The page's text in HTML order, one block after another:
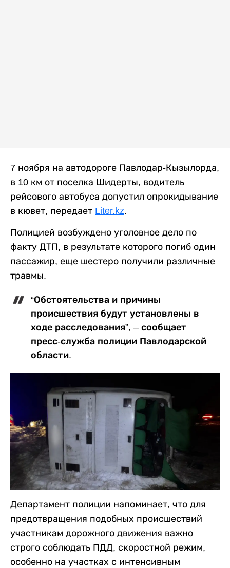
7 ноября на автодороге Павлодар-Кызылорда,
в 10 км от поселка Шидерты, водитель
рейсового автобуса допустил опрокидывание
в кювет, передает Liter.kz.
Полицией возбуждено уголовное дело по
факту ДТП, в результате которого погиб один
пассажир, еще шестеро получили различные
травмы.
“Обстоятельства и причины
происшествия будут установлены в
ходе расследования”, – сообщает
пресс-служба полиции Павлодарской
области.
Департамент полиции напоминает, что для
предотвращения подобных происшествий
участникам дорожного движения важно
строго соблюдать ПДД, скоростной режим,
особенно на участках с интенсивным